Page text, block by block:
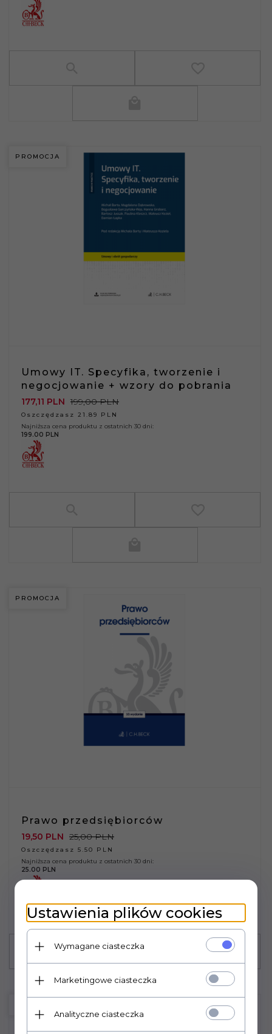
PROMOCJA
Umowy IT. Specyfika, tworzenie i
negocjowanie + wzory do pobrania
177,11 PLN 199,00 PLN
Oszczędzasz 21.89 PLN
Najniższa cena produktu z ostatnich 30 dni:
199.00 PLN
PROMOCJA
Prawo przedsiębiorców
19,50 PLN 25,00 PLN
Oszczędzasz 5.50 PLN
Najniższa cena produktu z ostatnich 30 dni:
25.00 PLN
Ustawienia plików cookies
Wymagane ciasteczka
Marketingowe ciasteczka
Analityczne ciasteczka